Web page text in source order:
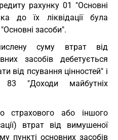
рахунку 01 "Основні
до їх ліквідації була
засоби".
суму втрат від
засобів дебетується
від псування цінностей" і
83 "Доходи майбутніх
страхового або іншого
втрат від вимушеної
пункті основних засобів